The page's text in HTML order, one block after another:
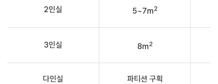
2인실 5~7m2
3인실 8m2
다인실 파티션 구획